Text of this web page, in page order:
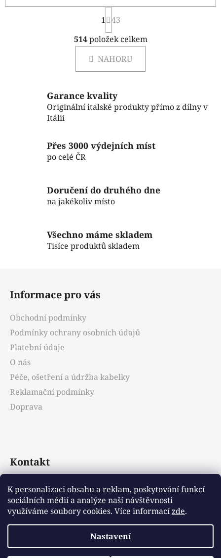
K personalizaci obsahu a reklam, poskytování funkcí
sociálních médií a analýze naší návštěvnosti
využíváme soubory cookies. Více informacízde.
Nastavení
O
v
l
á
d
c
í
v
k
p
i
S
t
r
á
n
k
n
í
1 43
514položek celkem
NAHORU
Garance kvality
Originální italské produkty přímo z dílny v
Itálii
Přes 3000 výdejních míst
po celé ČR
Doručení do druhého dne
na jakékoliv místo
Všechno máme skladem
Tisíce produktů skladem
Informace pro vás
Obchodní podmínky
Podmínky ochrany osobních údajů
Platební údaje
O nás
Péče, ošetření a údržba kabelky
Reklamační podmínky
Doprava
Kontakt
info@emotys.cz
+421903231812